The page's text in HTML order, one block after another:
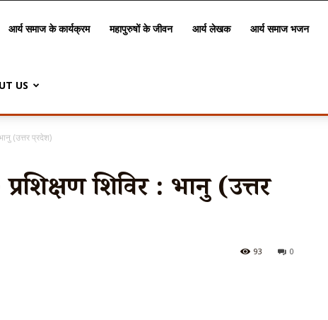
आर्य समाज के कार्यक्रम महापुरुषों के जीवन आर्य लेखक आर्य समाज भजन
US
(उत्तर प्रदेश)
शिविर : भानु (उत्तर
0
93